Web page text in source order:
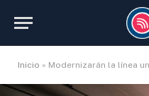
Inicio » Modernizarán la línea